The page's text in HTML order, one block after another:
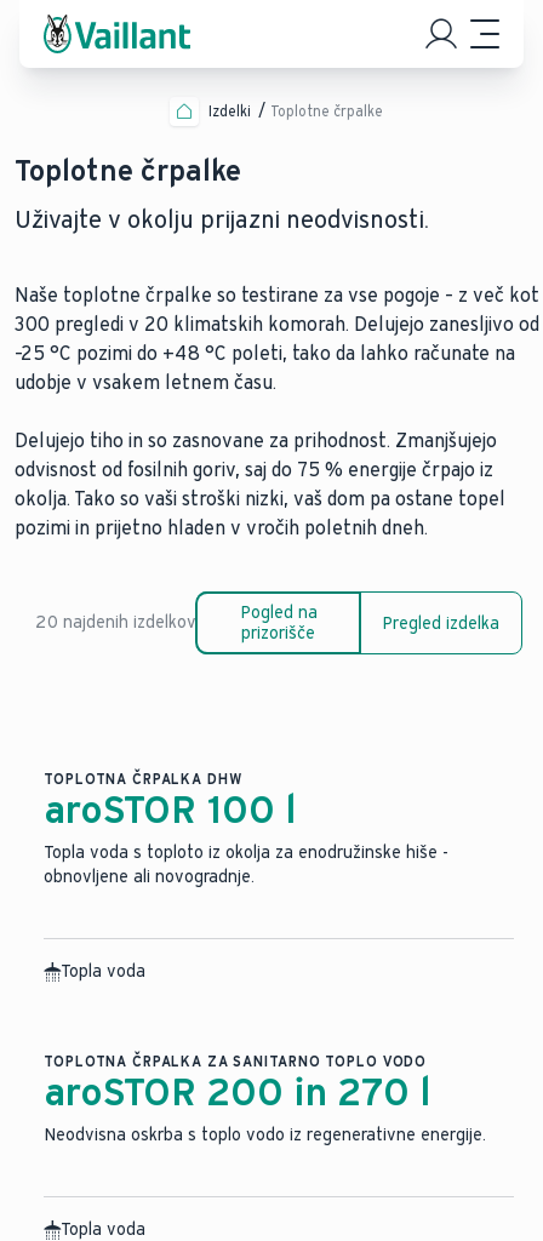
Izdelki Toplotne črpalke
Toplotne črpalke
Uživajte v okolju prijazni neodvisnosti.
Naše toplotne črpalke so testirane za vse pogoje – z več kot
300 pregledi v 20 klimatskih komorah. Delujejo zanesljivo od
–25 °C pozimi do +48 °C poleti, tako da lahko računate na
udobje v vsakem letnem času.
Delujejo tiho in so zasnovane za prihodnost. Zmanjšujejo
odvisnost od fosilnih goriv, saj do 75 % energije črpajo iz
okolja. Tako so vaši stroški nizki, vaš dom pa ostane topel
pozimi in prijetno hladen v vročih poletnih dneh.
20 najdenih izdelkov
Pogled na
prizorišče
Pregled izdelka
TOPLOTNA ČRPALKA DHW
aroSTOR 100 l
Topla voda s toploto iz okolja za enodružinske hiše -
obnovljene ali novogradnje.
Topla voda
TOPLOTNA ČRPALKA ZA SANITARNO TOPLO VODO
aroSTOR 200 in 270 l
Neodvisna oskrba s toplo vodo iz regenerativne energije.
Topla voda